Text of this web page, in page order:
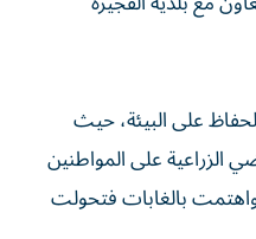
على البيئة، حيث
الزراعية على المواطنين
بالغابات فتحولت